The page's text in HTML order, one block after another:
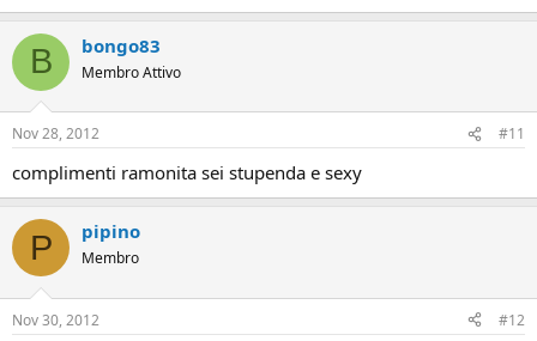
B bongo83
Membro Attivo
Nov 28, 2012 #11
complimenti ramonita sei stupenda e sexy
P pipino
Membro
Nov 30, 2012 #12